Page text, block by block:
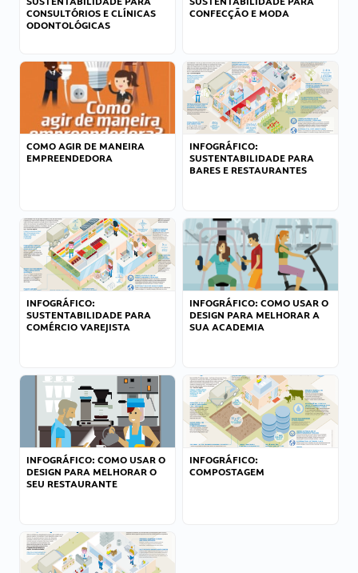
CONSULTÓRIOS E CLÍNICAS
ODONTOLÓGICAS
CONFECÇÃO E MODA
COMO AGIR DE MANEIRA
EMPREENDEDORA
INFOGRÁFICO:
SUSTENTABILIDADE PARA
BARES E RESTAURANTES
INFOGRÁFICO:
SUSTENTABILIDADE PARA
COMÉRCIO VAREJISTA
INFOGRÁFICO: COMO USAR O
DESIGN PARA MELHORAR A
SUA ACADEMIA
INFOGRÁFICO: COMO USAR O
DESIGN PARA MELHORAR O
SEU RESTAURANTE
INFOGRÁFICO:
COMPOSTAGEM